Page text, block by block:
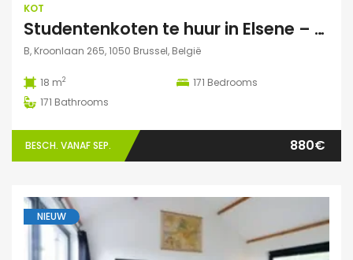
KOT
Studentenkoten te huur in Elsene – Residentie StudiX
B, Kroonlaan 265, 1050 Brussel, België
18 m2 171 Bedrooms
171 Bathrooms
BESCH. VANAF SEP. 880€
NIEUW